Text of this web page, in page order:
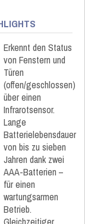
Erkennt den Status
von Fenstern und
Türen
(offen/geschlossen)
über einen
Infrarotsensor.
Lange
Batterielebensdauer
von bis zu sieben
Jahren dank zwei
AAA-Batterien –
für einen
wartungsarmen
Betrieb.